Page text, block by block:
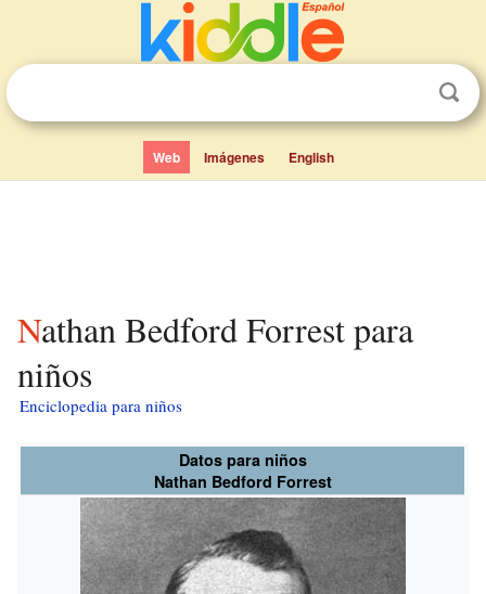
Web Imágenes English
Nathan Bedford Forrest para
niños
Enciclopedia para niños
Datos para niños
Nathan Bedford Forrest